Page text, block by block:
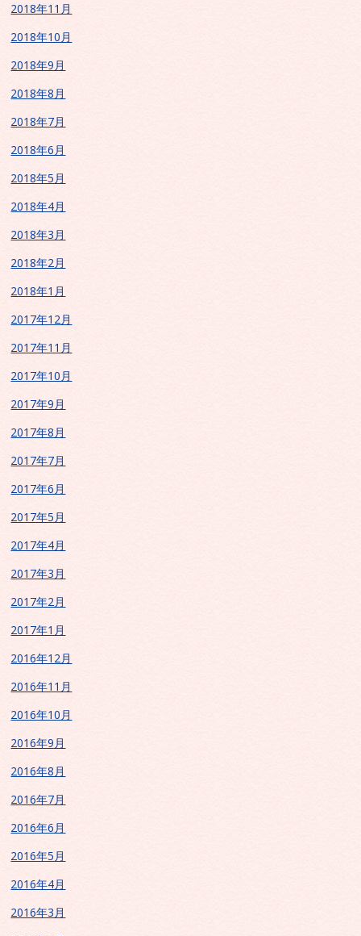
2018年11月
2018年10月
2018年9月
2018年8月
2018年7月
2018年6月
2018年5月
2018年4月
2018年3月
2018年2月
2018年1月
2017年12月
2017年11月
2017年10月
2017年9月
2017年8月
2017年7月
2017年6月
2017年5月
2017年4月
2017年3月
2017年2月
2017年1月
2016年12月
2016年11月
2016年10月
2016年9月
2016年8月
2016年7月
2016年6月
2016年5月
2016年4月
2016年3月